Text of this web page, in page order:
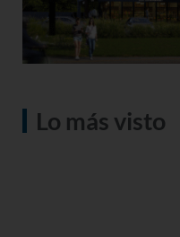
Lo más visto